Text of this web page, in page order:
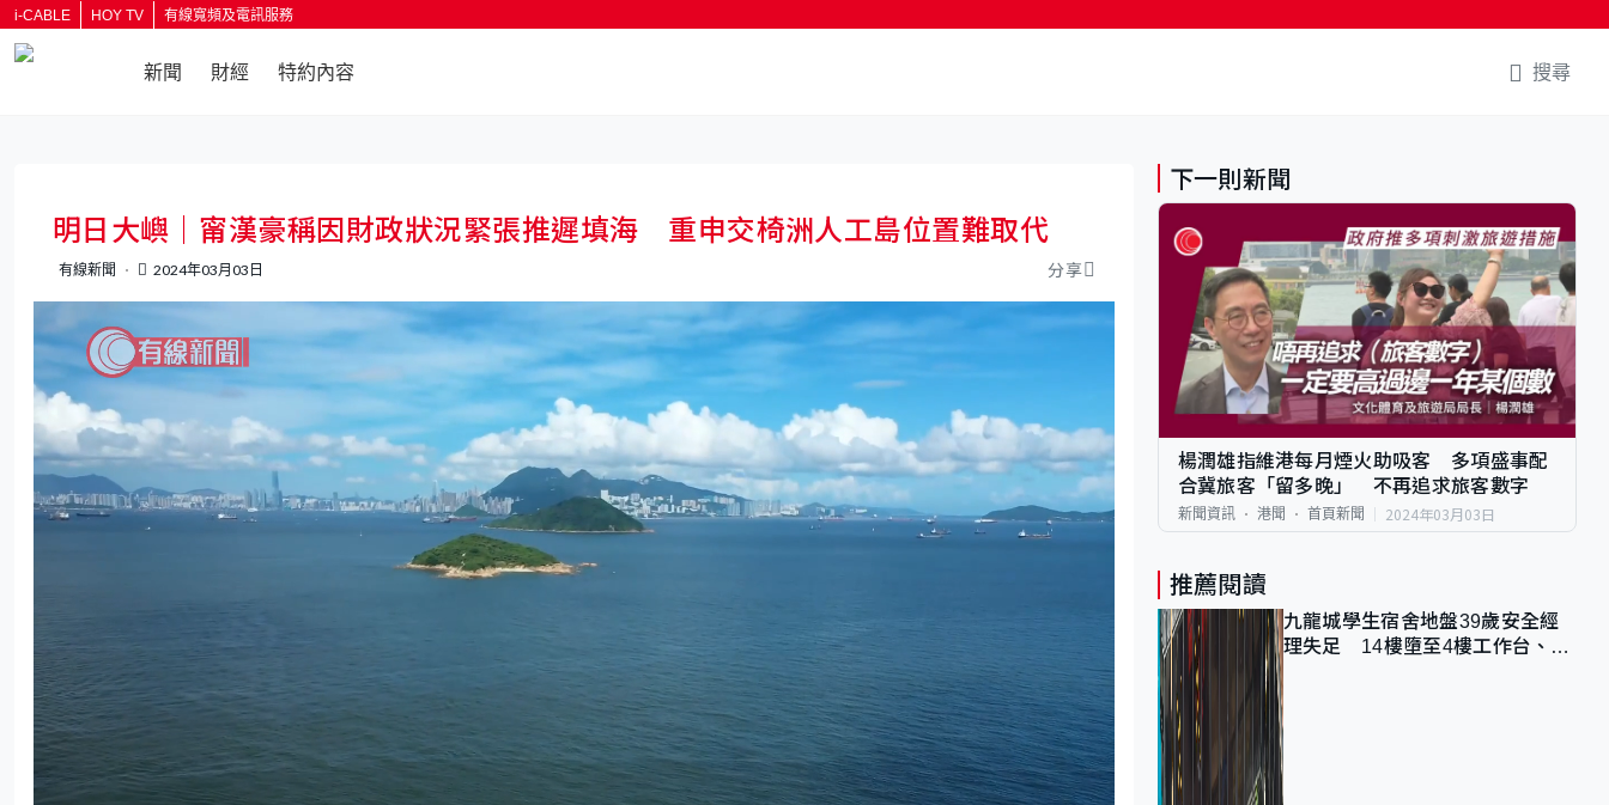
i-CABLE HOY TV 有線寬頻及電訊服務
新聞 財經 特約內容 搜尋
明日大嶼｜甯漢豪稱因財政狀況緊張推遲填海 重申交椅洲人工島位置難取代
有線新聞 2024年03月03日 分享
下一則新聞
楊潤雄指維港每月煙火助吸客 多項盛事配
合冀旅客「留多晚」 不再追求旅客數字
新聞資訊 港聞 首頁新聞 2024年03月03日
推薦閱讀
九龍城學生宿舍地盤39歲安全經
理失足 14樓墮至4樓工作台、送